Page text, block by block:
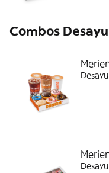
Combos